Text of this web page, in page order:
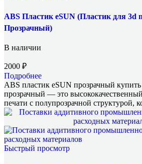
ABS Пластик eSUN (Пластик для 3d
Прозрачный)
В наличии
2000 ₽
Подробнее
ABS пластик eSUN прозрачный
прозрачный — это
печати с полупрозрачной структурой,
Быстрый просмотр